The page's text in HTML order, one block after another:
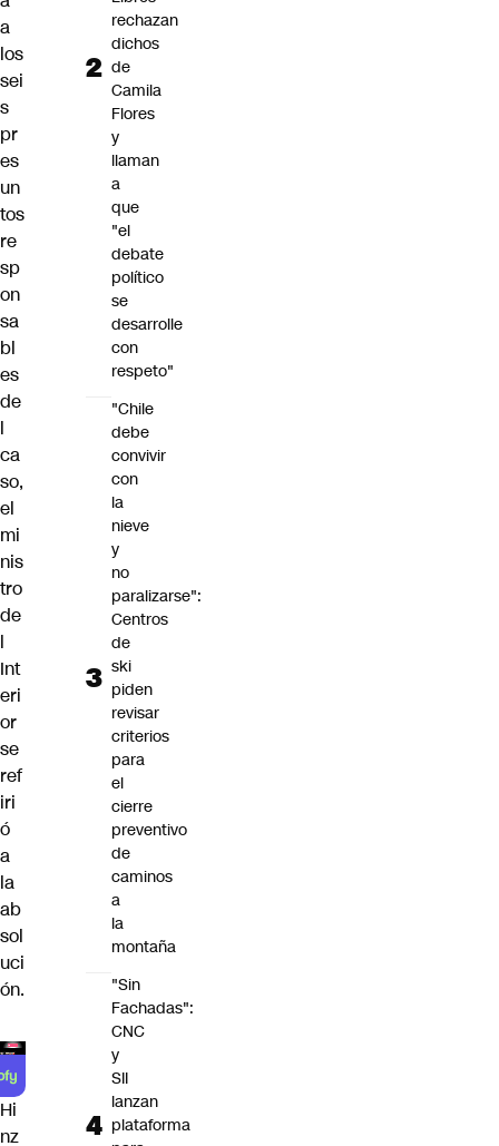
a
los
sei
s
pr
es
un
tos
re
sp
on
sa
bl
es
de
l
ca
so,
el
mi
nis
tro
de
l
Int
eri
or
se
ref
iri
ó
a
la
ab
sol
uci
ón.
Hi
nz
rechazan
dichos
de
Camila
Flores
y
llaman
a
que
"el
debate
político
se
desarrolle
con
respeto"
"Chile
debe
convivir
con
la
nieve
y
no
paralizarse":
Centros
de
ski
piden
revisar
criterios
para
el
cierre
preventivo
de
caminos
a
la
montaña
"Sin
Fachadas":
CNC
y
SII
lanzan
plataforma